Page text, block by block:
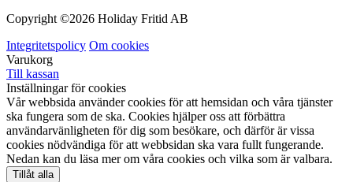
Copyright ©2026 Holiday Fritid AB
Integritetspolicy Om cookies
Varukorg
Till kassan
Inställningar för cookies
Vår webbsida använder cookies för att hemsidan och våra tjänster
ska fungera som de ska. Cookies hjälper oss att förbättra
användarvänligheten för dig som besökare, och därför är vissa
cookies nödvändiga för att webbsidan ska vara fullt fungerande.
Nedan kan du läsa mer om våra cookies och vilka som är valbara.
Tillåt alla